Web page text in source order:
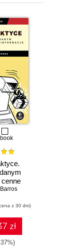
Malik
z 30 dni)
zł